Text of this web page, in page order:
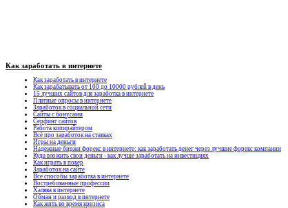
Как заработать в интернете
Как заработать в интернете
Как зарабатывать от 100 до 10000 рублей в день
15 лучших сайтов для заработка в интернете
Платные опросы в интернете
Заработок в социальной сети
Сайты с бонусами
Серфинг сайтов
Работа копирайтером
Всё про заработок на ставках
Игры на деньги
Надежные биржи форекс в интернете: как заработать денег через лучшие форекс компании
Куда вложить свои деньги - как лучше заработать на инвестициях
Как играть в покер
Заработок на сайте
Все способы заработка в интернете
Востребованные профессии
Халява в интернете
Обман и развод в интернете
Как жить во время кризиса